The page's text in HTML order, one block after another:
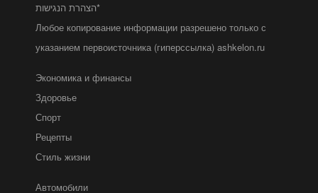
הצהרת הנגישות*
Любое копирование информации разрешено только с
указанием первоисточника (гиперссылка) ashkelon.ru
Экономика и финансы
Здоровье
Спорт
Рецепты
Стиль жизни
Автомобили